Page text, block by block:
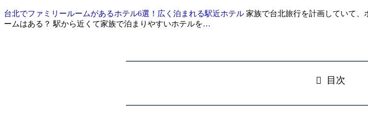
台北でファミリールームがあるホテル6選！広く泊まれる駅近ホテル 家族で台北旅行を計画していて、
ームはある？ 駅から近くて家族で泊まりやすいホテルを…
目次